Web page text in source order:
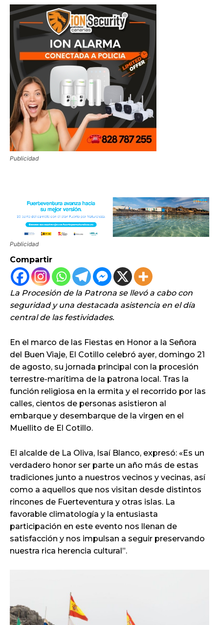
Publicidad
Publicidad
Compartir
La Procesión de la Patrona se llevó a cabo con
seguridad y una destacada asistencia en el día
central de las festividades.
En el marco de las Fiestas en Honor a la Señora
del Buen Viaje, El Cotillo celebró ayer, domingo 21
de agosto, su jornada principal con la procesión
terrestre-marítima de la patrona local. Tras la
función religiosa en la ermita y el recorrido por las
calles, cientos de personas asistieron al
embarque y desembarque de la virgen en el
Muellito de El Cotillo.
El alcalde de La Oliva, Isaí Blanco, expresó: «Es un
verdadero honor ser parte un año más de estas
tradiciones junto a nuestros vecinos y vecinas, así
como a aquellos que nos visitan desde distintos
rincones de Fuerteventura y otras islas. La
favorable climatología y la entusiasta
participación en este evento nos llenan de
satisfacción y nos impulsan a seguir preservando
nuestra rica herencia cultural”.